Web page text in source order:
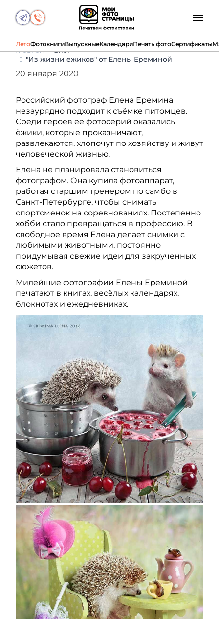
ЛетоФотокнигиВыпускныеКалендариПечать фотоСертификаты
Главная
Блог
"Из жизни ежиков" от Елены Ереминой
20 января 2020
Российский фотограф Елена Еремина
незаурядно подходит к съёмке питомцев.
Среди героев её фотосерий оказались
ёжики, которые проказничают,
развлекаются, хлопочут по хозяйству и живут
человеческой жизнью.
Елена не планировала становиться
фотографом. Она купила фотоаппарат,
работая старшим тренером по самбо в
Санкт-Петербурге, чтобы снимать
спортсменок на соревнованиях. Постепенно
хобби стало превращаться в профессию. В
свободное время Елена делает снимки с
любимыми животными, постоянно
придумывая свежие идеи для закрученных
сюжетов.
Милейшие фотографии Елены Ереминой
печатают в книгах, весёлых календарях,
блокнотах и ежедневниках.